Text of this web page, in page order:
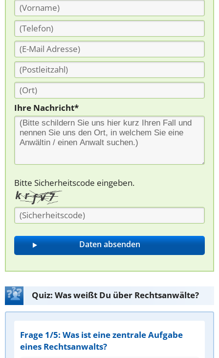
Ihre Nachricht*
Bitte Sicherheitscode eingeben.
Quiz: Was weißt Du über Rechtsanwälte?
Frage 1/5: Was ist eine zentrale Aufgabe
eines Rechtsanwalts?